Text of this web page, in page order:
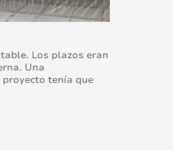
Los plazos eran
Una
tenía que